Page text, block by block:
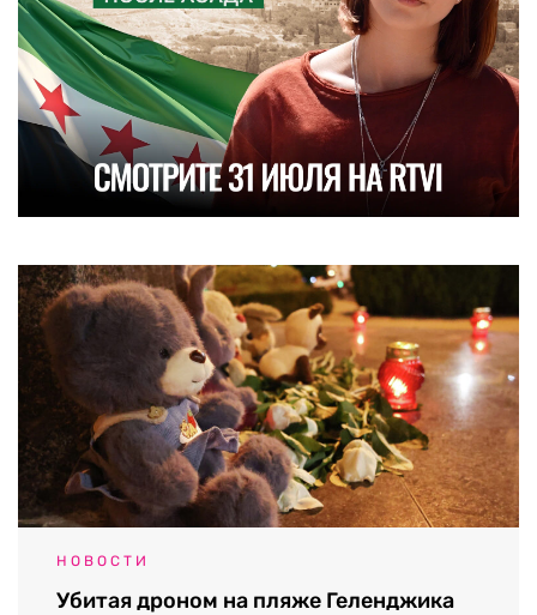
НОВОСТИ
Убитая дроном на пляже Геленджика